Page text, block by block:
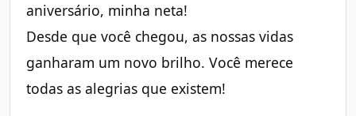
aniversário, minha neta!
Desde que você chegou, as nossas vidas
ganharam um novo brilho. Você merece
todas as alegrias que existem!